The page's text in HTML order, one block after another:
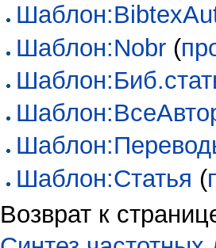
Шаблон:Nobr (
Шаблон:Статья (
Возврат к